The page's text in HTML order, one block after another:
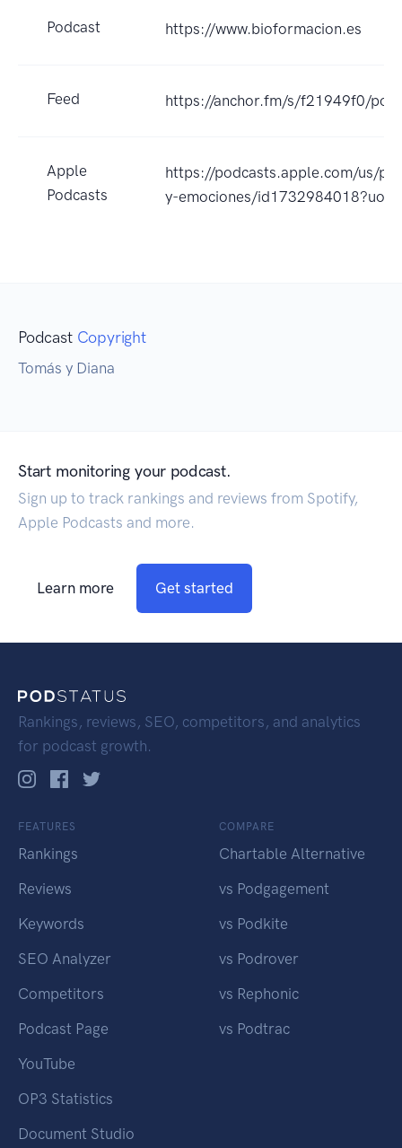
Podcast https://www.bioformacion.es
Feed https://anchor.fm/s/f21949f0/
Apple
Podcasts
https://podcasts.apple.com/us/
y-emociones/
Podcast Copyright
Tomás y Diana
Start monitoring your podcast.
Sign up to track rankings and reviews from Spotify,
Apple Podcasts and more.
Learn more Get started
Rankings, reviews, SEO, competitors, and analytics
for podcast growth.
FEATURES
Rankings
Reviews
Keywords
SEO Analyzer
Competitors
Podcast Page
YouTube
OP3 Statistics
Document Studio
COMPARE
Chartable Alternative
vs Podgagement
vs Podkite
vs Podrover
vs Rephonic
vs Podtrac